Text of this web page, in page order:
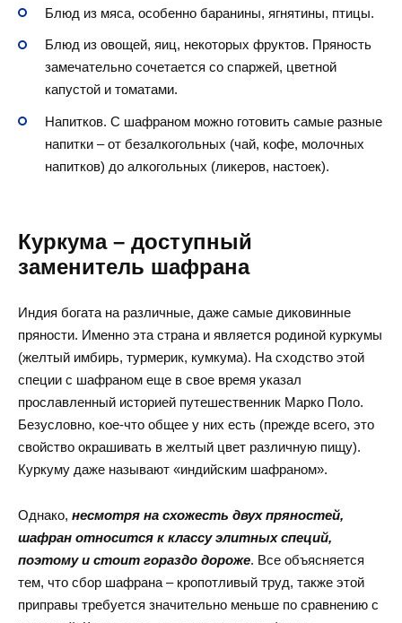
Блюд из мяса, особенно баранины, ягнятины, птицы.
Блюд из овощей, яиц, некоторых фруктов. Пряность
замечательно сочетается со спаржей, цветной
капустой и томатами.
Напитков. С шафраном можно готовить самые разные
напитки – от безалкогольных (чай, кофе, молочных
напитков) до алкогольных (ликеров, настоек).
Куркума – доступный
заменитель шафрана
Индия богата на различные, даже самые диковинные
пряности. Именно эта страна и является родиной куркумы
(желтый имбирь, турмерик, кумкума). На сходство этой
специи с шафраном еще в свое время указал
прославленный историей путешественник Марко Поло.
Безусловно, кое-что общее у них есть (прежде всего, это
свойство окрашивать в желтый цвет различную пищу).
Куркуму даже называют «индийским шафраном».
Однако, несмотря на схожесть двух пряностей,
шафран относится к классу элитных специй,
поэтому и стоит гораздо дороже. Все объясняется
тем, что сбор шафрана – кропотливый труд, также этой
приправы требуется значительно меньше по сравнению с